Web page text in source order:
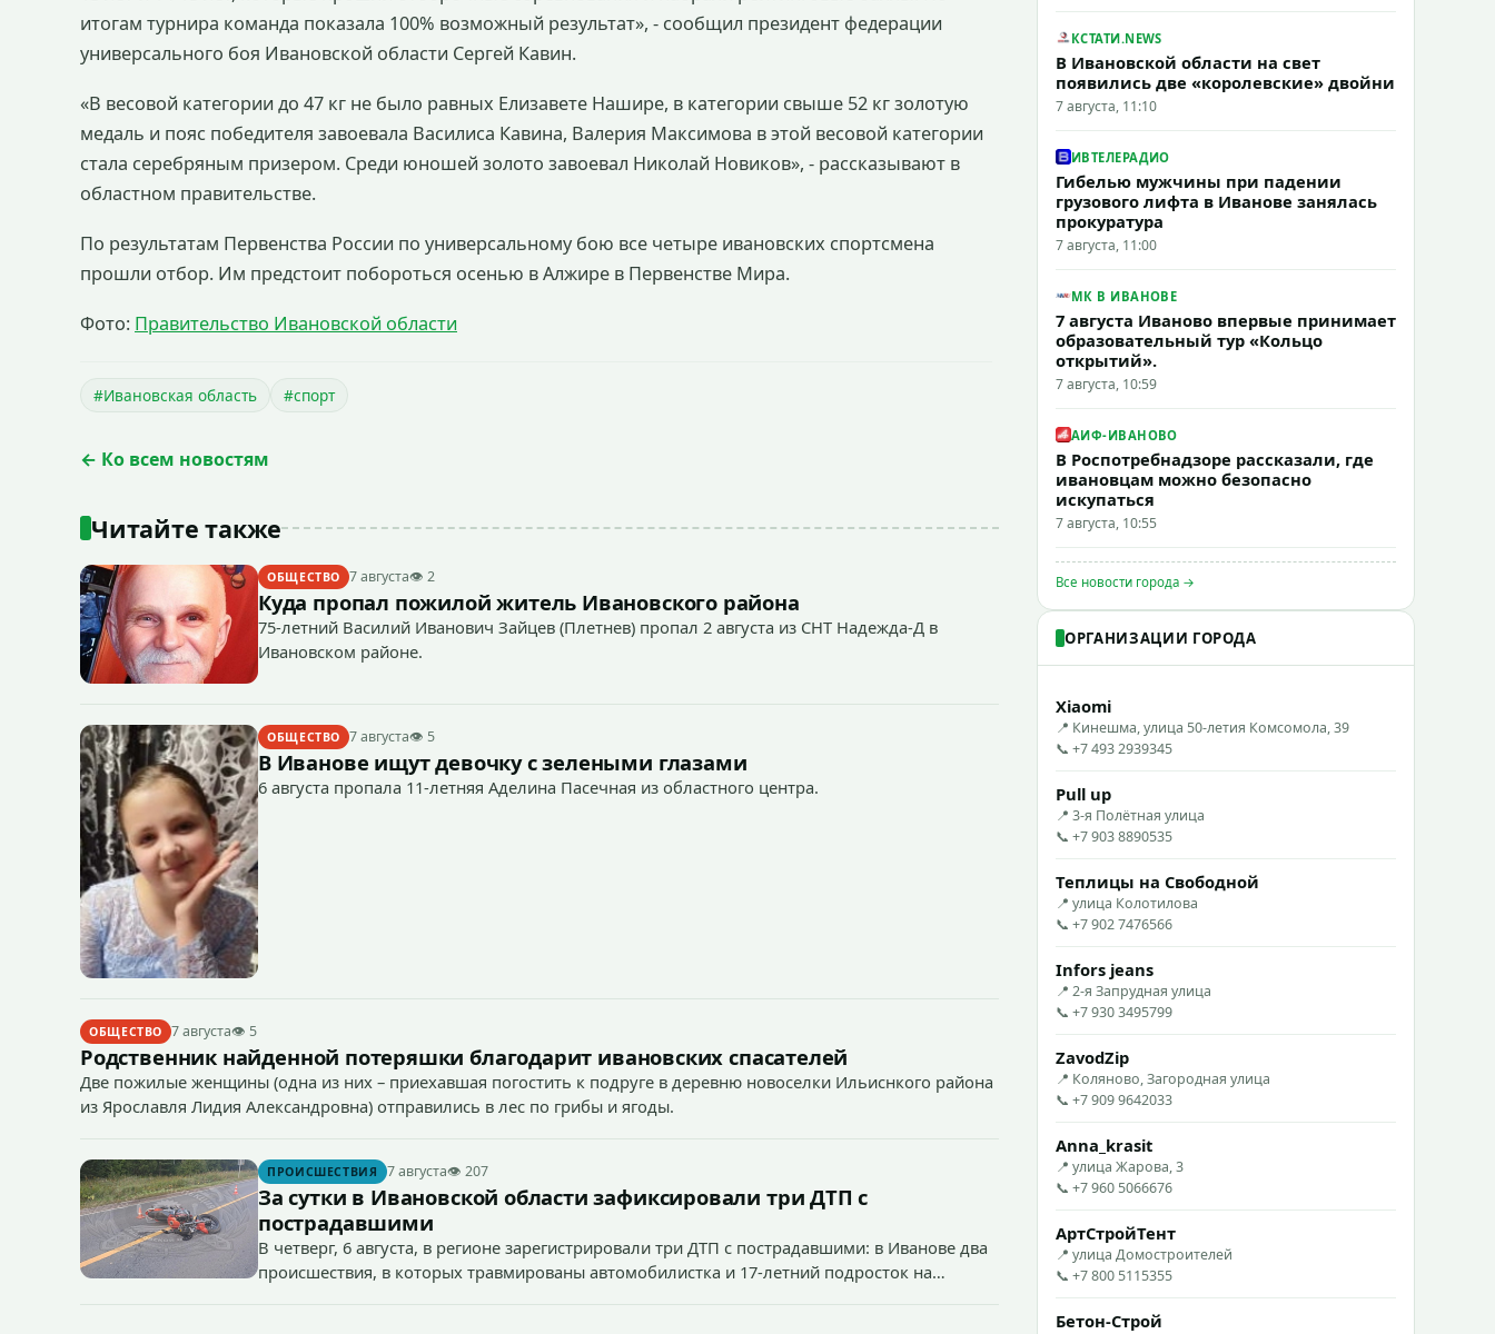
итогам турнира команда показала 100% возможный результат», - сообщил президент федерации
универсального боя Ивановской области Сергей Кавин.
«В весовой категории до 47 кг не было равных Елизавете Нашире, в категории свыше 52 кг золотую
медаль и пояс победителя завоевала Василиса Кавина, Валерия Максимова в этой весовой категории
стала серебряным призером. Среди юношей золото завоевал Николай Новиков», - рассказывают в
областном правительстве.
По результатам Первенства России по универсальному бою все четыре ивановских спортсмена
прошли отбор. Им предстоит побороться осенью в Алжире в Первенстве Мира.
Фото: Правительство Ивановской области
#Ивановская область #спорт
← Ко всем новостям
Читайте также
ОБЩЕСТВО 7 августа👁 2
Куда пропал пожилой житель Ивановского района
75-летний Василий Иванович Зайцев (Плетнев) пропал 2 августа из СНТ Надежда-Д в
Ивановском районе.
ОБЩЕСТВО 7 августа👁 5
В Иванове ищут девочку с зелеными глазами
6 августа пропала 11-летняя Аделина Пасечная из областного центра.
ОБЩЕСТВО 7 августа👁 5
Родственник найденной потеряшки благодарит ивановских спасателей
Две пожилые женщины (одна из них – приехавшая погостить к подруге в деревню новоселки Ильиснкого района
из Ярославля Лидия Александровна) отправились в лес по грибы и ягоды.
ПРОИСШЕСТВИЯ 7 августа👁 207
За сутки в Ивановской области зафиксировали три ДТП с
пострадавшими
В четверг, 6 августа, в регионе зарегистрировали три ДТП с пострадавшими: в Иванове два
происшествия, в которых травмированы автомобилистка и 17-летний подросток на
КСТАТИ.NEWS
В Ивановской области на свет
появились две «королевские» двойни
7 августа, 11:10
ИВТЕЛЕРАДИО
Гибелью мужчины при падении
грузового лифта в Иванове занялась
прокуратура
7 августа, 11:00
МК В ИВАНОВЕ
7 августа Иваново впервые принимает
образовательный тур «Кольцо
открытий».
7 августа, 10:59
АИФ-ИВАНОВО
В Роспотребнадзоре рассказали, где
ивановцам можно безопасно
искупаться
7 августа, 10:55
Все новости города →
ОРГАНИЗАЦИИ ГОРОДА
Xiaomi
📍 Кинешма, улица 50-летия Комсомола, 39
📞 +7 493 2939345
Pull up
📍 3-я Полётная улица
📞 +7 903 8890535
Теплицы на Свободной
📍 улица Колотилова
📞 +7 902 7476566
Infors jeans
📍 2-я Запрудная улица
📞 +7 930 3495799
ZavodZip
📍 Коляново, Загородная улица
📞 +7 909 9642033
Anna_krasit
📍 улица Жарова, 3
📞 +7 960 5066676
АртСтройТент
📍 улица Домостроителей
📞 +7 800 5115355
Бетон-Строй